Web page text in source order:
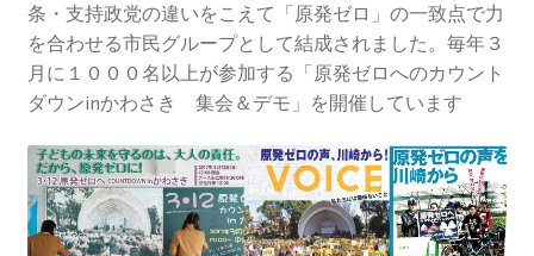
2013.3.10 第２回原発ゼロへのカウントダウンinかわ
さき 集会
2014.3.16 第３回原発ゼロへのカウントダウンinかわ
さき 集会
2014.10.13 「今こそ９条inかわさき」大集会 第二分
科会【原発は人権問題だ】 福島からの発言
条・支持政党の違いをこえて「原発ゼロ」の一致点で力
を合わせる市民グループとして結成されました。毎年３
月に１０００名以上が参加する「原発ゼロへのカウント
ダウンinかわさき 集会＆デモ」を開催しています